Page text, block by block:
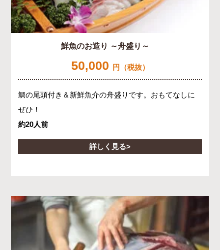
鮮魚のお造り ～舟盛り～
50,000 円（税抜）
鯛の尾頭付き＆新鮮魚介の舟盛りです。おもてなしに
ぜひ！
約20人前
詳しく見る